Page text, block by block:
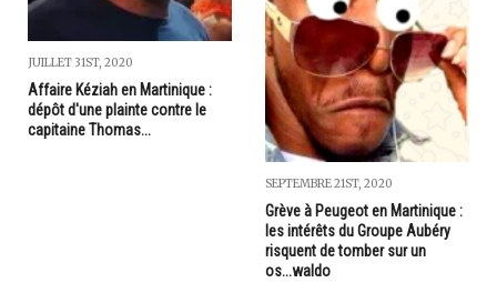
JUILLET 31ST, 2020
Affaire Kéziah en Martinique :
dépôt d'une plainte contre le
capitaine Thomas...
SEPTEMBRE 21ST, 2020
Grève à Peugeot en Martinique :
les intérêts du Groupe Aubéry
risquent de tomber sur un
os...waldo